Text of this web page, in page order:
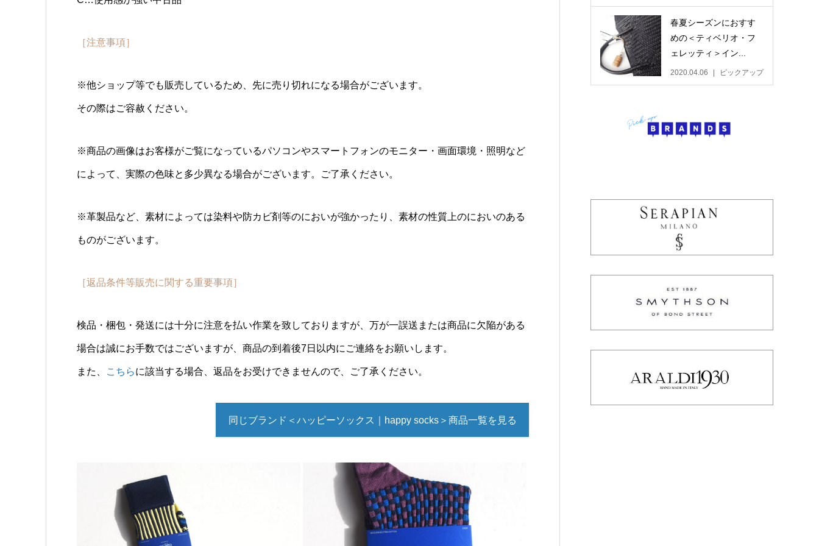
［注意事項］
※他ショップ等でも販売しているため、先に売り切れになる場合がございます。
その際はご容赦ください。
※商品の画像はお客様がご覧になっているパソコンやスマートフォンのモニター・画面環境・照明など
によって、実際の色味と多少異なる場合がございます。ご了承ください。
※革製品など、素材によっては染料や防カビ剤等のにおいが強かったり、素材の性質上のにおいのある
ものがございます。
［返品条件等販売に関する重要事項］
検品・梱包・発送には十分に注意を払い作業を致しておりますが、万が一誤送または商品に欠陥がある
場合は誠にお手数ではございますが、商品の到着後7日以内にご連絡をお願いします。
また、 こちらに該当する場合、返品をお受けできませんので、ご了承ください。
同じブランド＜ハッピーソックス｜happy socks＞商品一覧を見る
春夏シーズンにおすす
めの＜ティベリオ・フ
ェレッティ＞イン...
2020.04.06 ピックアップ